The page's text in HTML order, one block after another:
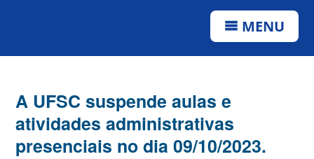
MENU
A UFSC suspende aulas e
atividades administrativas
presenciais no dia 09/10/2023.